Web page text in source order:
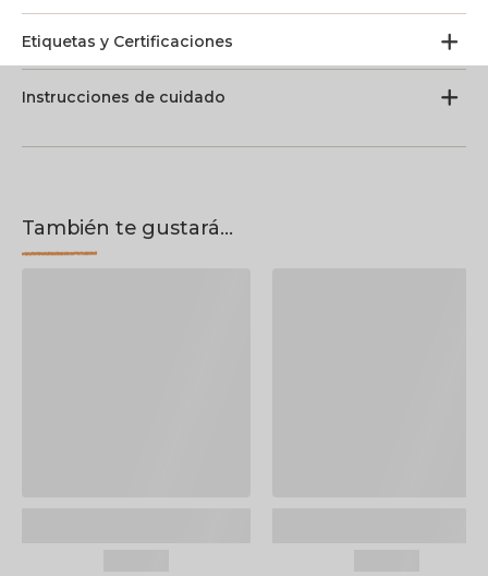
Etiquetas y Certificaciones
Instrucciones de cuidado
También te gustará...